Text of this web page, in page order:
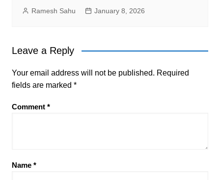
Ramesh Sahu January 8, 2026
Leave a Reply
Your email address will not be published. Required
fields are marked *
Comment *
Name *